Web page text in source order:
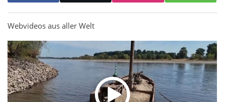
Webvideos aus aller Welt